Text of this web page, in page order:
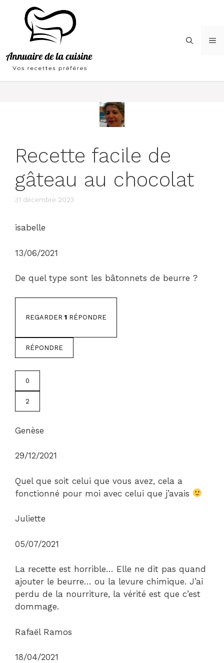
contenu
Recette facile de
gâteau au chocolat
31 décembre 2023
isabelle
13/06/2021
De quel type sont les bâtonnets de beurre ?
REGARDER1 RÉPONDRE
RÉPONDRE
0
2
Genèse
29/12/2021
Quel que soit celui que vous avez, cela a
fonctionné pour moi avec celui que j’avais
Juliette
05/07/2021
La recette est horrible… Elle ne dit pas quand
ajouter le beurre… ou la levure chimique. J’ai
perdu de la nourriture, la vérité est que c’est
dommage.
Rafaël Ramos
18/04/2021